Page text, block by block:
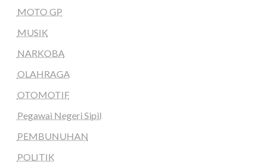
MOTO GP
MUSIK
NARKOBA
OLAHRAGA
OTOMOTIF
Pegawai Negeri Sipil
PEMBUNUHAN
POLITIK